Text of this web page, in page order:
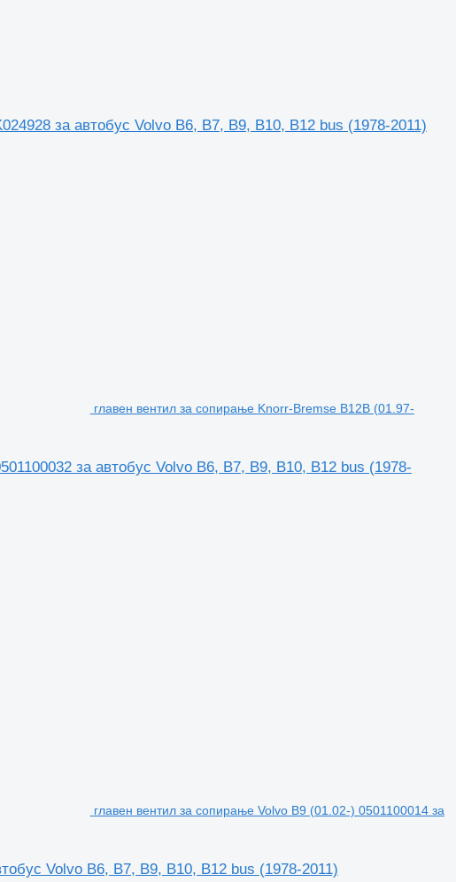
за автобус Volvo B6, B7, B9, B10, B12 bus (1978-2011)
главен вентил за сопирање Knorr-Bremse B12B (01.97-
за автобус Volvo B6, B7, B9, B10, B12 bus (1978-
главен вентил за сопирање Volvo B9 (01.02-) 0501100014 за
Volvo B6, B7, B9, B10, B12 bus (1978-2011)